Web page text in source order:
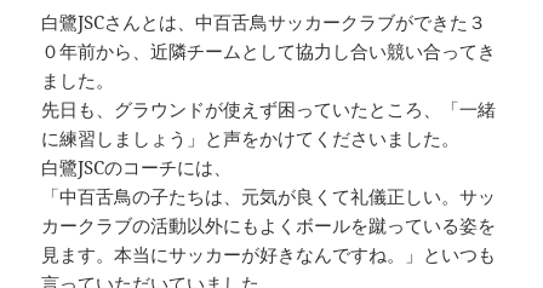
白鷺JSCさんとは、中百舌鳥サッカークラブができた３
０年前から、近隣チームとして協力し合い競い合ってき
ました。
先日も、グラウンドが使えず困っていたところ、「一緒
に練習しましょう」と声をかけてくださいました。
白鷺JSCのコーチには、
「中百舌鳥の子たちは、元気が良くて礼儀正しい。サッ
カークラブの活動以外にもよくボールを蹴っている姿を
見ます。本当にサッカーが好きなんですね。」といつも